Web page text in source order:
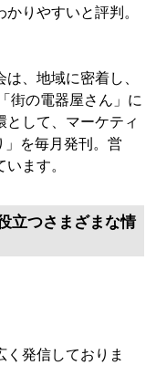
りやすいと評判。
、地域に密着し、
街の電器屋さん」に
として、マーケティ
」を毎月発刊。営
ます。
立つさまざまな情
発信しておりま